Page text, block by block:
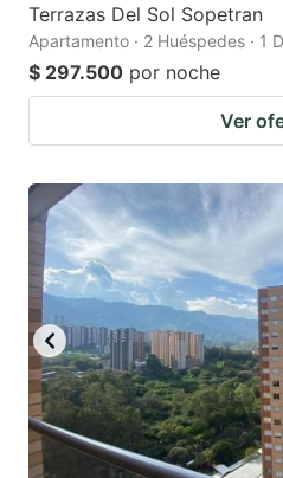
Terrazas Del Sol Sopetran
Apartamento · 2 Huéspedes · 1
$ 297.500 por noche
Ver